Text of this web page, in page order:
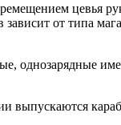
цевья
от типа
однозарядные
выпускаются